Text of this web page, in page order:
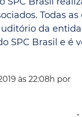
Todas
da
SPC Brasil e é
às 22:08h por